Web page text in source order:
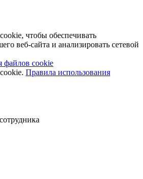
чтобы обеспечивать
веб-сайта и анализировать сетевой
файлов cookie
Правила использования